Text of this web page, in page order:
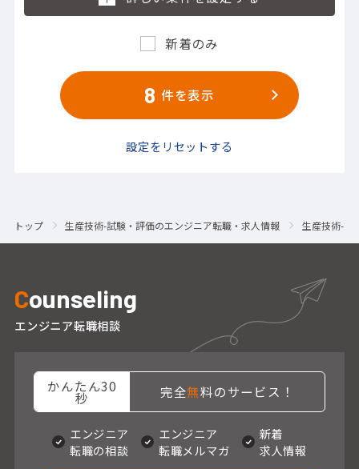
新着のみ
8 件を表示
設定をリセットする
トップ 生産技術-試験・評価のエンジニア転職・求人情報 生産技術-試
Counseling
エンジニア転職相談
かんたん30
秒 完全無料のサービス！
エンジニア
転職の相談
エンジニア
転職メルマガ
新着
求人情報